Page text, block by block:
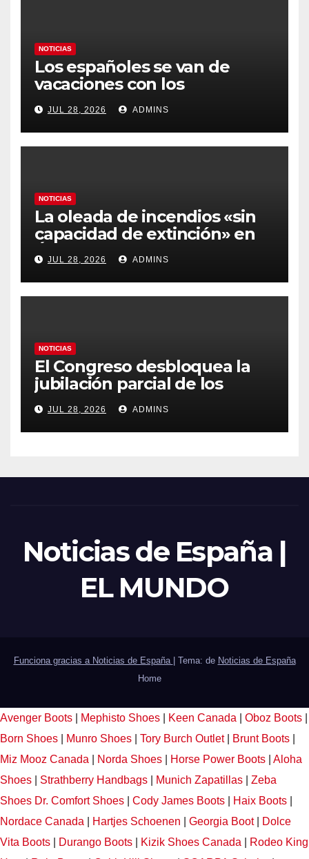
NOTICIAS
Los españoles se van de
vacaciones con los
carburantes hasta un 21%
más caros que el año pasado
y los hoteles disparados
JUL 28, 2026 ADMINS
NOTICIAS
La oleada de incendios «sin
capacidad de extinción» en
Ávila y al oeste de Madrid
obliga a declarar la
emergencia nacional
JUL 28, 2026 ADMINS
NOTICIAS
El Congreso desbloquea la
jubilación parcial de los
trabajadores laborales del
sector público
JUL 28, 2026 ADMINS
Noticias de España |
EL MUNDO
Funciona gracias a Noticias de España Tema: de Noticias de España
Home
Avenger Boots Mephisto Shoes Keen Canada Oboz Boots
Born Shoes
Munro Shoes Tory Burch Outlet Brunt Boots
Miz Mooz Canada
Norda Shoes Horse Power Boots
Aloha
Shoes
Strathberry Handbags Munich Zapatillas
Zeba
Shoes Dr. Comfort Shoes Cody James Boots Haix Boots
Nordace Canada
Hartjes Schoenen Georgia Boot|
Dolce
Vita Boots
Durango Boots Kizik Shoes Canada
Rodeo King